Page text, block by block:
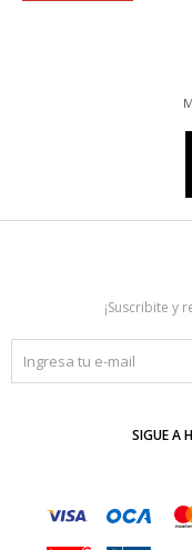
¡Suscribite y
SIGUE A